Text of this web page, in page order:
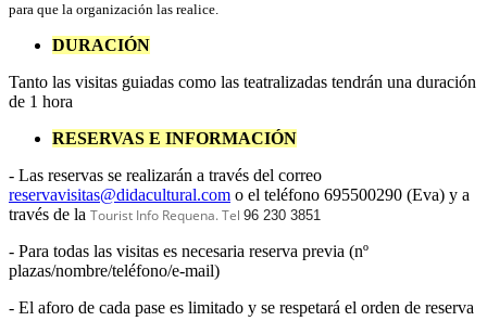
para que la organización las realice.
DURACIÓN
Tanto las visitas guiadas como las teatralizadas tendrán una duración
de 1 hora
RESERVAS E INFORMACIÓN
- Las reservas se realizarán a través del correo
reservavisitas@didacultural.com o el teléfono 695500290 (Eva) y a
través de la Tourist Info Requena. Tel 96 230 3851
- Para todas las visitas es necesaria reserva previa (nº
plazas/nombre/teléfono/e-mail)
- El aforo de cada pase es limitado y se respetará el orden de reserva